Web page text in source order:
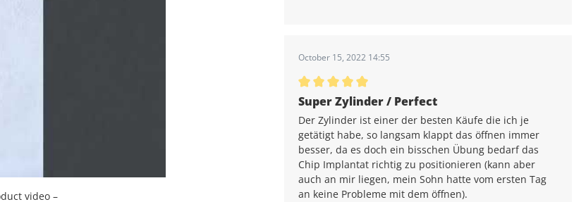
video –
October 15, 2022 14:55
Average rating of 5 out of 5 stars
Super Zylinder / Perfect
Der Zylinder ist einer der besten Käufe die ich je
getätigt habe, so langsam klappt das öffnen immer
besser, da es doch ein bisschen Übung bedarf das
Chip Implantat richtig zu positionieren (kann aber
auch an mir liegen, mein Sohn hatte vom ersten Tag
an keine Probleme mit dem öffnen).